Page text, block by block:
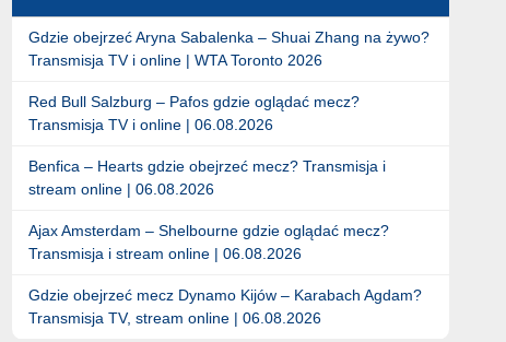
Gdzie obejrzeć Aryna Sabalenka – Shuai Zhang na żywo?
Transmisja TV i online | WTA Toronto 2026
Red Bull Salzburg – Pafos gdzie oglądać mecz?
Transmisja TV i online | 06.08.2026
Benfica – Hearts gdzie obejrzeć mecz? Transmisja i
stream online | 06.08.2026
Ajax Amsterdam – Shelbourne gdzie oglądać mecz?
Transmisja i stream online | 06.08.2026
Gdzie obejrzeć mecz Dynamo Kijów – Karabach Agdam?
Transmisja TV, stream online | 06.08.2026